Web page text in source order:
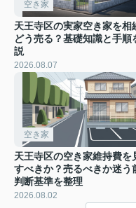
空き家
天王寺区の実家空き家を相
どう売る？基礎知識と手順
説
2026.08.07
空き家
天王寺区の空き家維持費を
すべきか？売るべきか迷う
判断基準を整理
2026.08.02